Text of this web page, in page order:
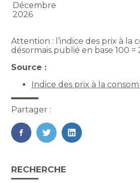
Décembre
2026
Attention : l’indice des prix à la
désormais publié en base 100 =
Source :
Indice des prix à la
Partager :
FaceBook
TwitterLinkedIn
Blog
sidebar
RECHERCHE